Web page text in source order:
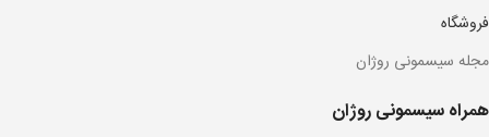
فروشگاه
مجله سیسمونی روژان
همراه سیسمونی روژان